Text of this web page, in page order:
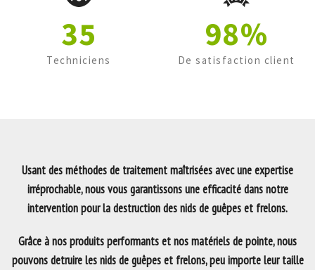
35
Techniciens
98%
De satisfaction client
Usant des méthodes de traitement maîtrisées avec une expertise
irréprochable, nous vous garantissons une efficacité dans notre
intervention pour la destruction des nids de guêpes et frelons.
Grâce à nos produits performants et nos matériels de pointe, nous
pouvons detruire les nids de guêpes et frelons, peu importe leur taille